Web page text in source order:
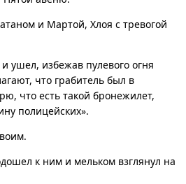
и Мартой, Хлоя с тревогой
ушел, избежав пулевого огня
что грабитель был в
что есть такой бронежилет,
полицейских».
к ним и мельком взглянул на